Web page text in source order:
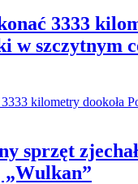
3333
w szczytnym
sprzęt
„Wulkan”